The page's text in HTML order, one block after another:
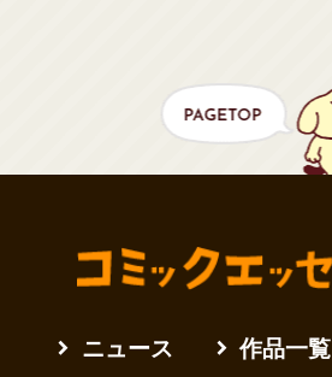
ニュース 作品一覧